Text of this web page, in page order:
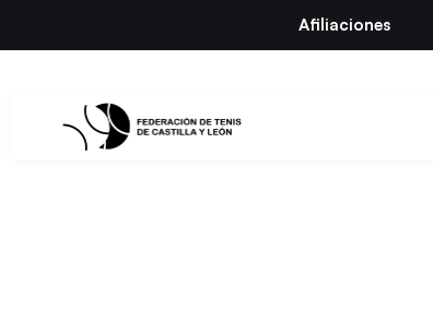
Afiliaciones